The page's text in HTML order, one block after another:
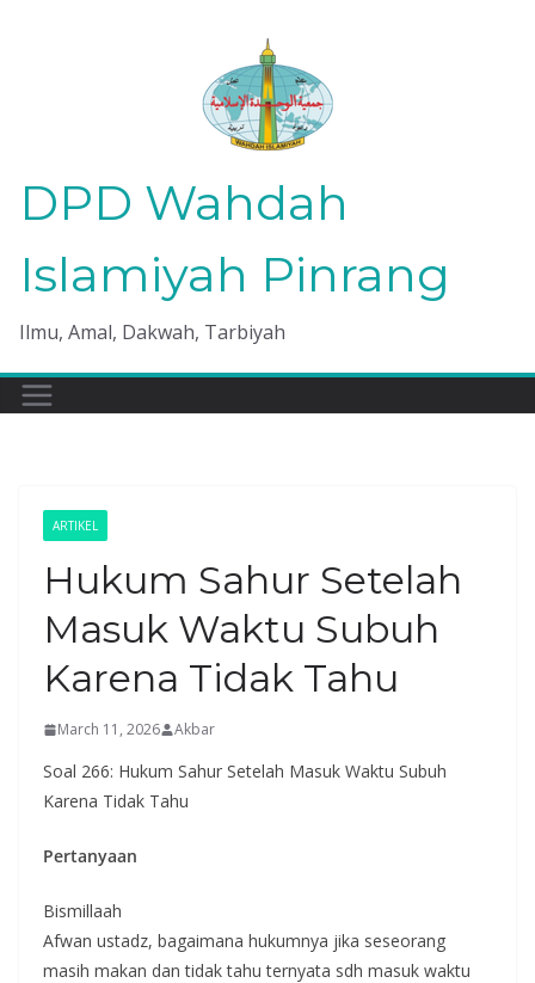
DPD Wahdah
Islamiyah Pinrang
Ilmu, Amal, Dakwah, Tarbiyah
ARTIKEL
Hukum Sahur Setelah
Masuk Waktu Subuh
Karena Tidak Tahu
March 11, 2026 Akbar
Soal 266: Hukum Sahur Setelah Masuk Waktu Subuh
Karena Tidak Tahu
Pertanyaan
Bismillaah
Afwan ustadz, bagaimana hukumnya jika seseorang
masih makan dan tidak tahu ternyata sdh masuk waktu